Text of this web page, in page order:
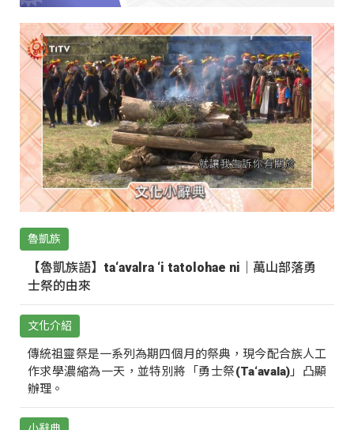
魯凱族
【魯凱族語】ta‘avalra ‘i tatolohae ni｜萬山部落勇
士祭的由來
文化介紹
傳統祖靈祭是一系列為期四個月的祭典，現今配合族人工
作求學濃縮為一天，並特別將「勇士祭(Ta‘avala)」凸顯
辦理。